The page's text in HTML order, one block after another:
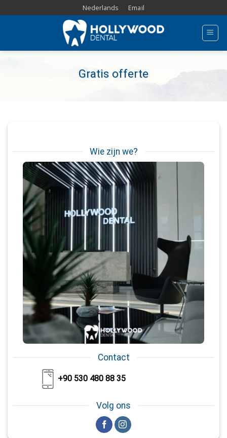
to
Nederlands Email
Gratis offerte
Wie zijn we?
Contact
+90 530 480 88 35
Volg ons